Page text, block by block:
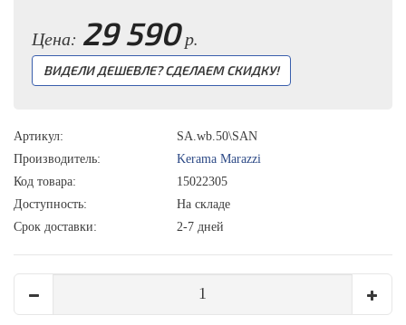
Цена: 29 590р.
ВИДЕЛИ ДЕШЕВЛЕ? СДЕЛАЕМ СКИДКУ!
Артикул:
SA.wb.50\SAN
Производитель:
Kerama Marazzi
Код товара:
15022305
Доступность:
На складе
Срок доставки:
2-7 дней